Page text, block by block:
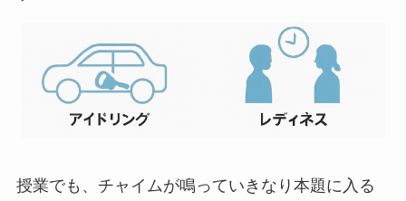
授業でも、チャイムが鳴っていきなり本題に入る